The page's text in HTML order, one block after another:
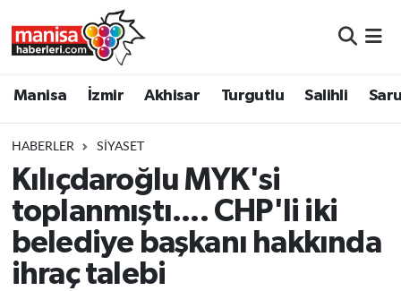
Manisa İzmir Akhisar Turgutlu Salihli
HABERLER SIYASET
Kılıçdaroğlu MYK'si
toplanmıştı.... CHP'li iki
belediye başkanı hakkında
ihraç talebi
Turgutlu
Salihli
Manisa Nöbetçi Eczaneler
Manisa Trafik Yoğunluk Haritası
Süper Lig Puan Durumu ve Fikstür